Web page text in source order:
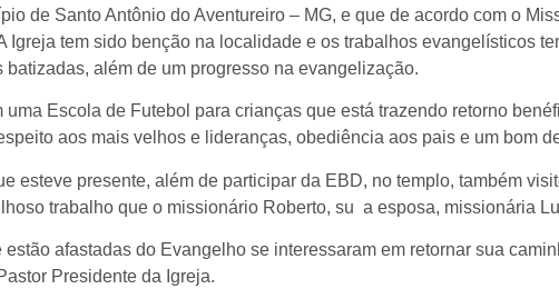
de Santo Antônio do Aventureiro – MG, e que de acordo com o
Igreja tem sido benção na localidade e os trabalhos evangelísticos
batizadas, além de um progresso na evangelização.
uma Escola de Futebol para crianças que está trazendo retorno
aos mais velhos e lideranças, obediência aos pais e um bom
esteve presente, além de participar da EBD, no templo, também
trabalho que o missionário Roberto, su a esposa, missionária
afastadas do Evangelho se interessaram em retornar sua
Presidente da Igreja.